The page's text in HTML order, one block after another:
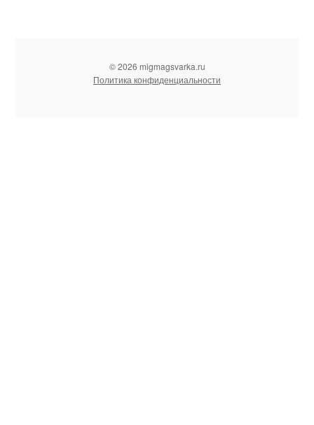
© 2026 migmagsvarka.ru
Политика конфиденциальности